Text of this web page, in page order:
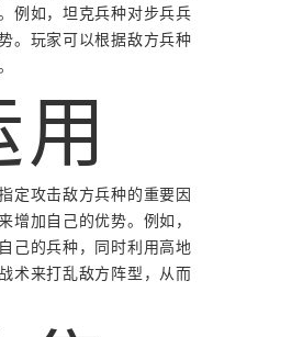
例如，坦克兵种对步兵兵
。玩家可以根据敌方兵种
定攻击敌方兵种的重要因
加自己的优势。例如，
己的兵种，同时利用高地
术来打乱敌方阵型，从而